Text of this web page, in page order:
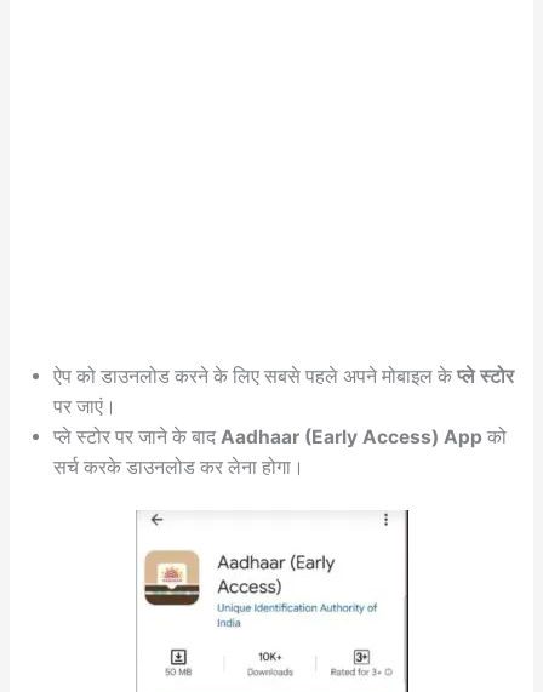
ऐप को डाउनलोड करने के लिए सबसे पहले अपने मोबाइल केप्ले स्टोर
पर जाएं।
प्ले स्टोर पर जाने के बाद Aadhaar (Early Access) App को
सर्च करके डाउनलोड कर लेना होगा।